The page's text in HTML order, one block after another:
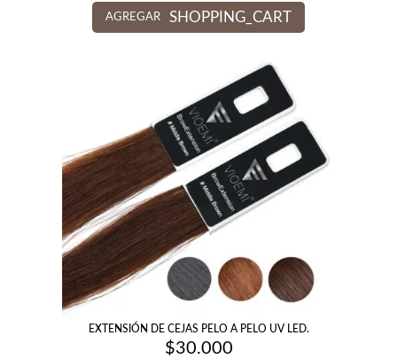
AGREGAR SHOPPING_CART
EXTENSIÓN DE CEJAS PELO A PELO UV LED.
$30.000